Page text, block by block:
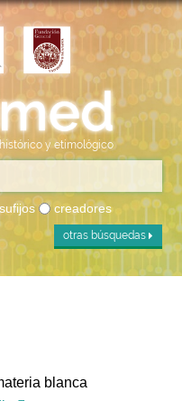
y etimológico
creadores
otras búsquedas
blanca